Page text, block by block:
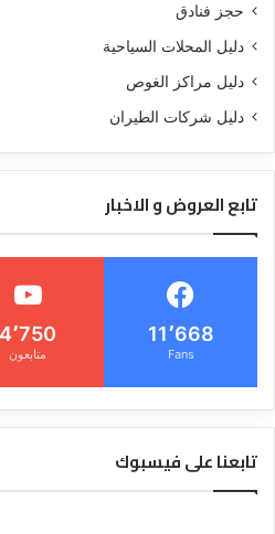
حجز فنادق
دليل المحلات السياحية
دليل مراكز الغوص
دليل شركات الطيران
تابع العروض و الاخبار
11٬668
Fans
4٬750
متابعون
تابعنا على فيسبوك